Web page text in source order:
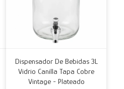
Dispensador De Bebidas 3L
Vidrio Canilla Tapa Cobre
Vintage - Plateado